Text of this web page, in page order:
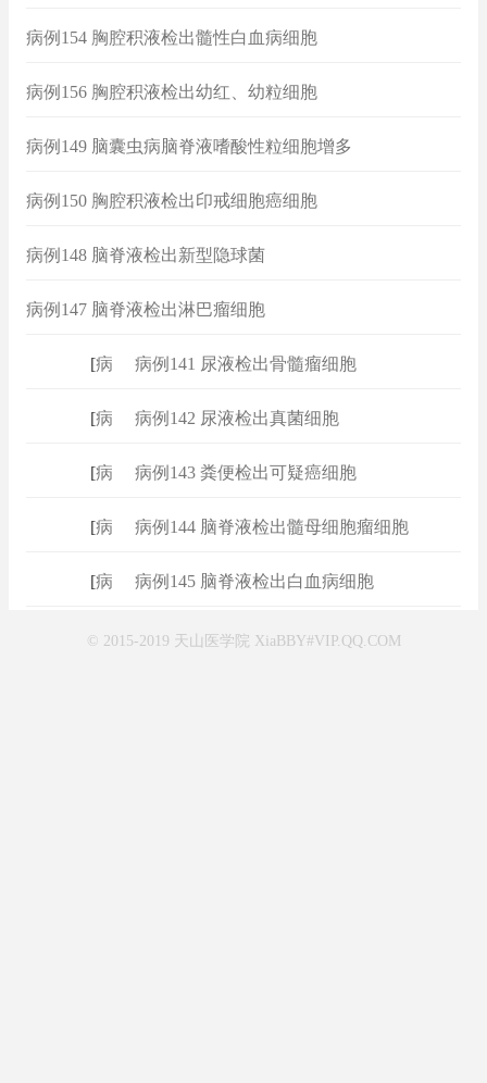
病例154 胸腔积液检出髓性白血病细胞
病例156 胸腔积液检出幼红、幼粒细胞
病例149 脑囊虫病脑脊液嗜酸性粒细胞增多
病例150 胸腔积液检出印戒细胞癌细胞
病例148 脑脊液检出新型隐球菌
病例147 脑脊液检出淋巴瘤细胞
病例 病例141 尿液检出骨髓瘤细胞
病例 病例142 尿液检出真菌细胞
病例 病例143 粪便检出可疑癌细胞
病例 病例144 脑脊液检出髓母细胞瘤细胞
病例 病例145 脑脊液检出白血病细胞
© 2015-2019 天山医学院 XiaBBY#VIP.QQ.COM